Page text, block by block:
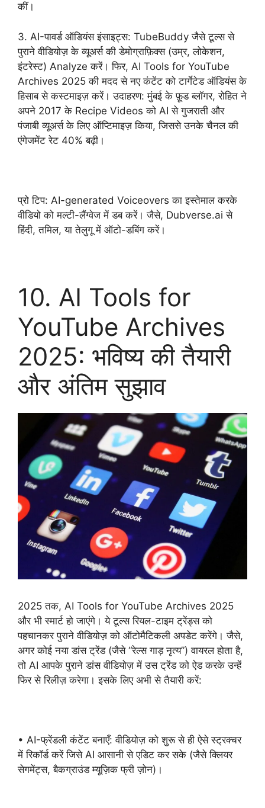
कीं।
3. AI-पावर्ड ऑडियंस इंसाइट्स: TubeBuddy जैसे टूल्स से
पुराने वीडियोज़ के व्यूअर्स की डेमोग्राफ़िक्स (उम्र, लोकेशन,
इंटरेस्ट) Analyze करें। फिर, AI Tools for YouTube
Archives 2025 की मदद से नए कंटेंट को टार्गेटेड ऑडियंस के
हिसाब से कस्टमाइज़ करें। उदाहरण: मुंबई के फ़ूड ब्लॉगर, रोहित ने
अपने 2017 के Recipe Videos को AI से गुजराती और
पंजाबी व्यूअर्स के लिए ऑप्टिमाइज़ किया, जिससे उनके चैनल की
एंगेजमेंट रेट 40% बढ़ी।
प्रो टिप: AI-generated Voiceovers का इस्तेमाल करके
वीडियो को मल्टी-लैंग्वेज में डब करें। जैसे, Dubverse.ai से
हिंदी, तमिल, या तेलुगू में ऑटो-डबिंग करें।
10. AI Tools for
YouTube Archives
2025: भविष्य की तैयारी
और अंतिम सुझाव
2025 तक, AI Tools for YouTube Archives 2025
और भी स्मार्ट हो जाएंगे। ये टूल्स रियल-टाइम ट्रेंड्स को
पहचानकर पुराने वीडियोज़ को ऑटोमैटिकली अपडेट करेंगे। जैसे,
अगर कोई नया डांस ट्रेंड (जैसे “रेल्स गाड़ नृत्य”) वायरल होता है,
तो AI आपके पुराने डांस वीडियोज़ में उस ट्रेंड को ऐड करके उन्हें
फिर से रिलीज़ करेगा। इसके लिए अभी से तैयारी करें:
• AI-फ्रेंडली कंटेंट बनाएँ: वीडियोज़ को शुरू से ही ऐसे स्ट्रक्चर
में रिकॉर्ड करें जिसे AI आसानी से एडिट कर सके (जैसे क्लियर
सेगमेंट्स, बैकग्राउंड म्यूज़िक फ्री ज़ोन)।